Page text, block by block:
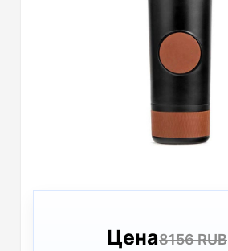
Цена8156 RUB